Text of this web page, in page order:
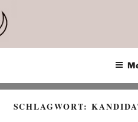
Inhalt
springen
SCHLAGWORT: